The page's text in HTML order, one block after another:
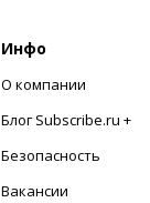
Инфо
О компании
Блог Subscribe.ru +
Безопасность
Вакансии